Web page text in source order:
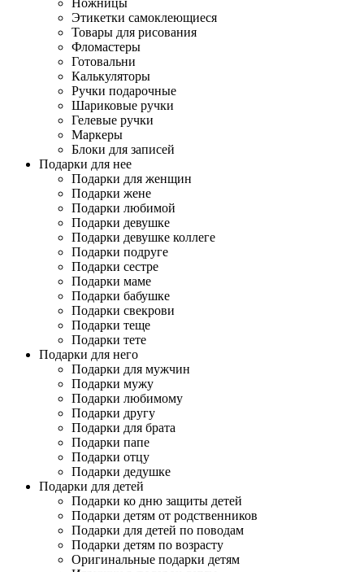
Ножницы
Этикетки самоклеющиеся
Товары для рисования
Фломастеры
Готовальни
Калькуляторы
Ручки подарочные
Шариковые ручки
Гелевые ручки
Маркеры
Блоки для записей
Подарки для нее
Подарки для женщин
Подарки жене
Подарки любимой
Подарки девушке
Подарки девушке коллеге
Подарки подруге
Подарки сестре
Подарки маме
Подарки бабушке
Подарки свекрови
Подарки теще
Подарки тете
Подарки для него
Подарки для мужчин
Подарки мужу
Подарки любимому
Подарки другу
Подарки для брата
Подарки папе
Подарки отцу
Подарки дедушке
Подарки для детей
Подарки ко дню защиты детей
Подарки детям от родственников
Подарки для детей по поводам
Подарки детям по возрасту
Оригинальные подарки детям